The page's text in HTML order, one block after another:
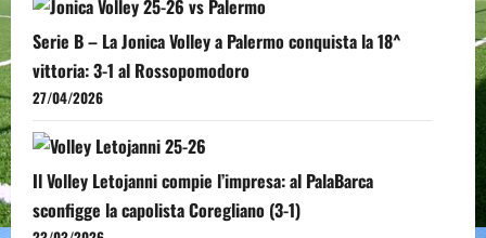
Serie B – La Jonica Volley a Palermo conquista la 18^
vittoria: 3-1 al Rossopomodoro
27/04/2026
Il Volley Letojanni compie l’impresa: al PalaBarca
sconfigge la capolista Coregliano (3-1)